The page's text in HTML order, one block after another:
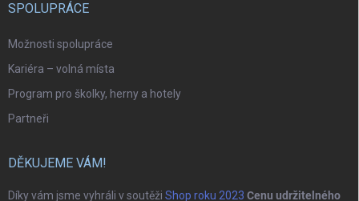
SPOLUPRÁCE
Možnosti spolupráce
Kariéra – volná místa
Program pro školky, herny a hotely
Partneři
DĚKUJEME VÁM!
Díky vám jsme vyhráli v soutěži Shop roku 2023 Cenu udržitelného